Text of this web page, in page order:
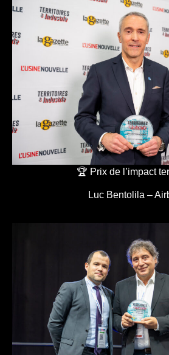
🏆 Prix de l’impact
Luc Bentolila –